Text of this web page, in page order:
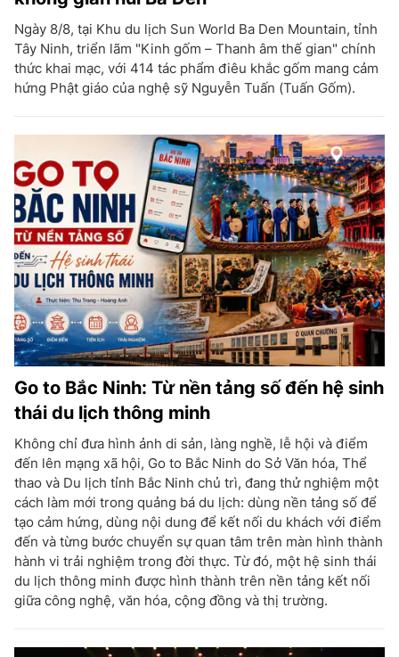
Ngày 8/8, tại Khu du lịch Sun World Ba Den Mountain, tỉnh
Tây Ninh, triển lãm "Kinh gốm – Thanh âm thế gian" chính
thức khai mạc, với 414 tác phẩm điêu khắc gốm mang cảm
hứng Phật giáo của nghệ sỹ Nguyễn Tuấn (Tuấn Gốm).
Go to Bắc Ninh: Từ nền tảng số đến hệ sinh
thái du lịch thông minh
Không chỉ đưa hình ảnh di sản, làng nghề, lễ hội và điểm
đến lên mạng xã hội, Go to Bắc Ninh do Sở Văn hóa, Thể
thao và Du lịch tỉnh Bắc Ninh chủ trì, đang thử nghiệm một
cách làm mới trong quảng bá du lịch: dùng nền tảng số để
tạo cảm hứng, dùng nội dung để kết nối du khách với điểm
đến và từng bước chuyển sự quan tâm trên màn hình thành
hành vi trải nghiệm trong đời thực. Từ đó, một hệ sinh thái
du lịch thông minh được hình thành trên nền tảng kết nối
giữa công nghệ, văn hóa, cộng đồng và thị trường.